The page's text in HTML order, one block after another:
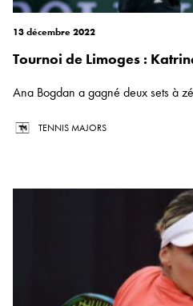
13 décembre 2022
Tournoi de Limoges :
Ana Bogdan a gagné deux sets à
TENNIS MAJORS